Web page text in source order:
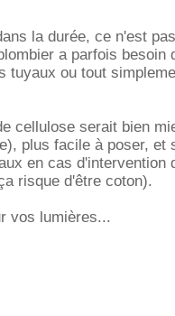
la durée, ce n'est
a parfois besoin
tuyaux ou tout
cellulose serait bien
plus facile à poser, et
en cas d'intervention
risque d'être coton).
vos lumières...